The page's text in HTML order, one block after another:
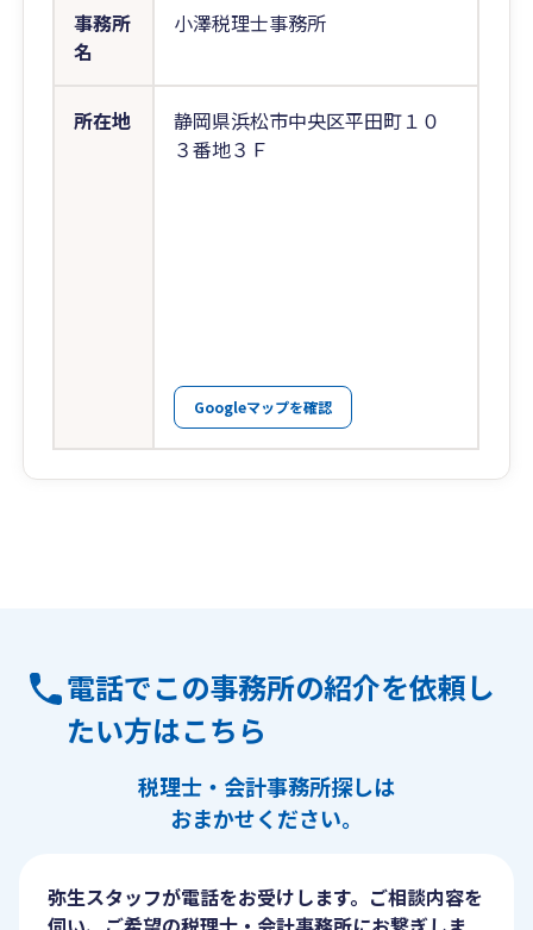
事務所
名
小澤税理士事務所
所在地
静岡県浜松市中央区平田町１０
３番地３Ｆ
Googleマップを確認
電話でこの事務所の紹介を依頼し
たい方はこちら
税理士・会計事務所探しは
おまかせください。
弥生スタッフが電話をお受けします。ご相談内容を